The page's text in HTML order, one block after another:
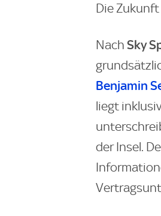
Die
Nach Sky
Benjamin
liegt
der Insel.